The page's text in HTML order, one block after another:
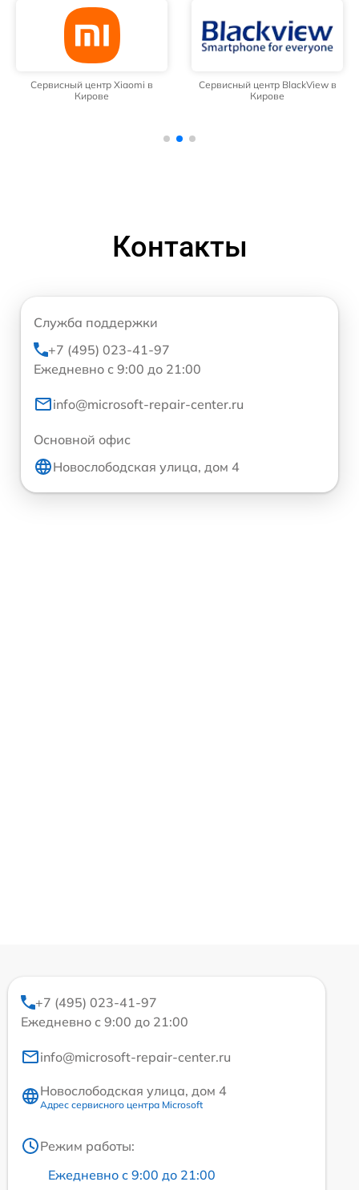
Сервисный центр Xiaomi в
Кирове
Сервисный центр BlackView в
Кирове
Контакты
Служба поддержки
+7 (495) 023-41-97
Ежедневно с 9:00 до 21:00
info@microsoft-repair-center.ru
Основной офис
Новослободская улица, дом 4
+7 (495) 023-41-97
Ежедневно с 9:00 до 21:00
info@microsoft-repair-center.ru
Новослободская улица, дом 4
Адрес сервисного центра Microsoft
Режим работы:
Ежедневно с 9:00 до 21:00